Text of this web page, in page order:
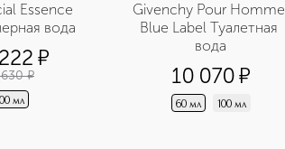
Essence
вода
¤
¤
мл
Givenchy Pour Homme
Blue Label Туалетная
вода
10 070¤
60 мл 100 мл